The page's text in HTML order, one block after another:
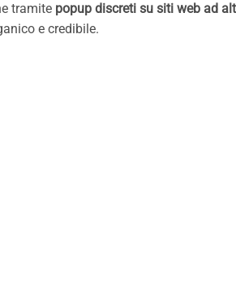
tramite popup discreti su siti web ad
e credibile.